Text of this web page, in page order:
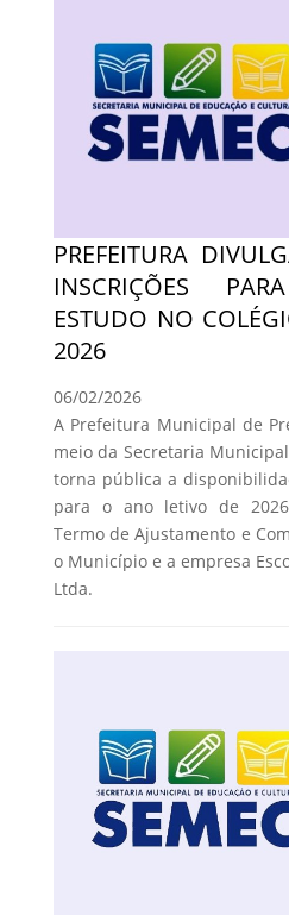
PREFEITURA
INSCRIÇÕES
ESTUDO NO
2026
06/02/2026
A Prefeitura Municipal de
meio da Secretaria
torna pública a
para o ano letivo de
Termo de Ajustamento e
o Município e a empresa
Ltda.